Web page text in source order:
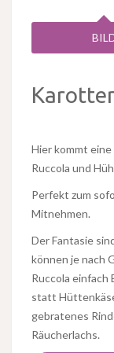
Hier kommt
Ruccola und
Perfekt zum
Mitnehmen.
Der Fantasie
können je nach
Ruccola einfach
statt
gebratenes
Räucherlachs.